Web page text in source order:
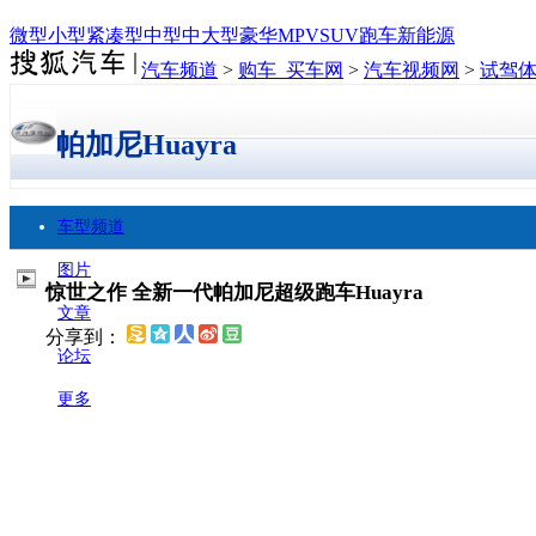
微型小型紧凑型中型中大型豪华MPVSUV跑车新能源
汽车频道 > 购车_买车网 > 汽车视频网 > 试驾
帕加尼Huayra
车型频道
图片
文章
论坛
更多
惊世之作 全新一代帕加尼超级跑车Huayra
分享到：